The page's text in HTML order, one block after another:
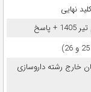
خارج رشته داروسازی